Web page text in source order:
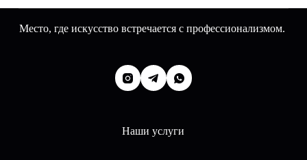
Место, где искусство встречается с профессионализмом.
Наши услуги